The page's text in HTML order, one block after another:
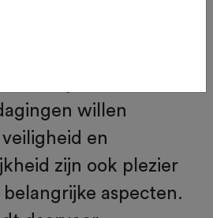
uit Hattem en
hebben voor de
willen
en
zijn ook plezier
aspecten.